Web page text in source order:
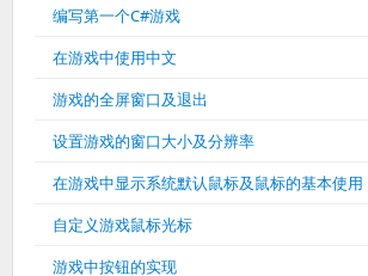
编写第一个C#游戏
在游戏中使用中文
游戏的全屏窗口及退出
设置游戏的窗口大小及分辨率
在游戏中显示系统默认鼠标及鼠标的基本使用
自定义游戏鼠标光标
游戏中按钮的实现